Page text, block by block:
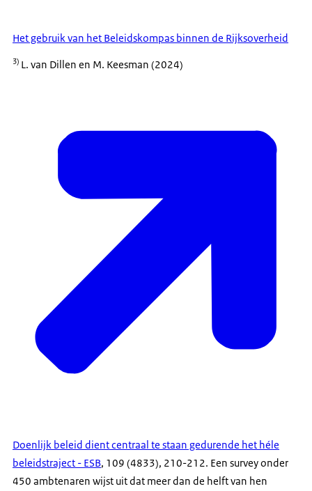
Het gebruik van het Beleidskompas binnen de Rijksoverheid
3) L. van Dillen en M. Keesman (2024)
Doenlijk beleid dient centraal te staan gedurende het héle
beleidstraject - ESB, 109 (4833), 210-212. Een survey onder
450 ambtenaren wijst uit dat meer dan de helft van hen